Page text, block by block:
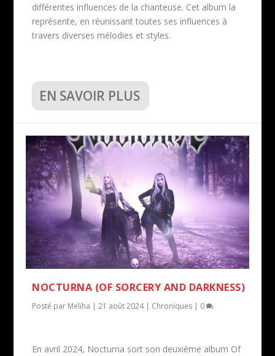
différentes influences de la chanteuse. Cet album la
représente, en réunissant toutes ses influences à
travers diverses mélodies et styles.
EN SAVOIR PLUS
NOCTURNA (OF SORCERY AND DARKNESS)
Posté par Meliha |21 août 2024| Chroniques 0
En avril 2024, Nocturna sort son deuxième album Of